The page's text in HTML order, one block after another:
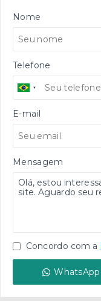
Nome
Telefone
E-mail
Mensagem
Concordo com a
WhatsApp